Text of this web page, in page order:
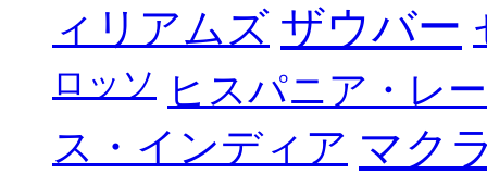
ィリアムズ ザウバー
ロッソ ヒスパニア・レ
ス・インディア マク